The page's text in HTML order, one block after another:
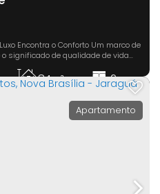
84m² 2
o Conforto Um marco de
significado de qualidade de vida
mais exclusividade e privacidade.
manta acústica, proporcionando um
Apartamento